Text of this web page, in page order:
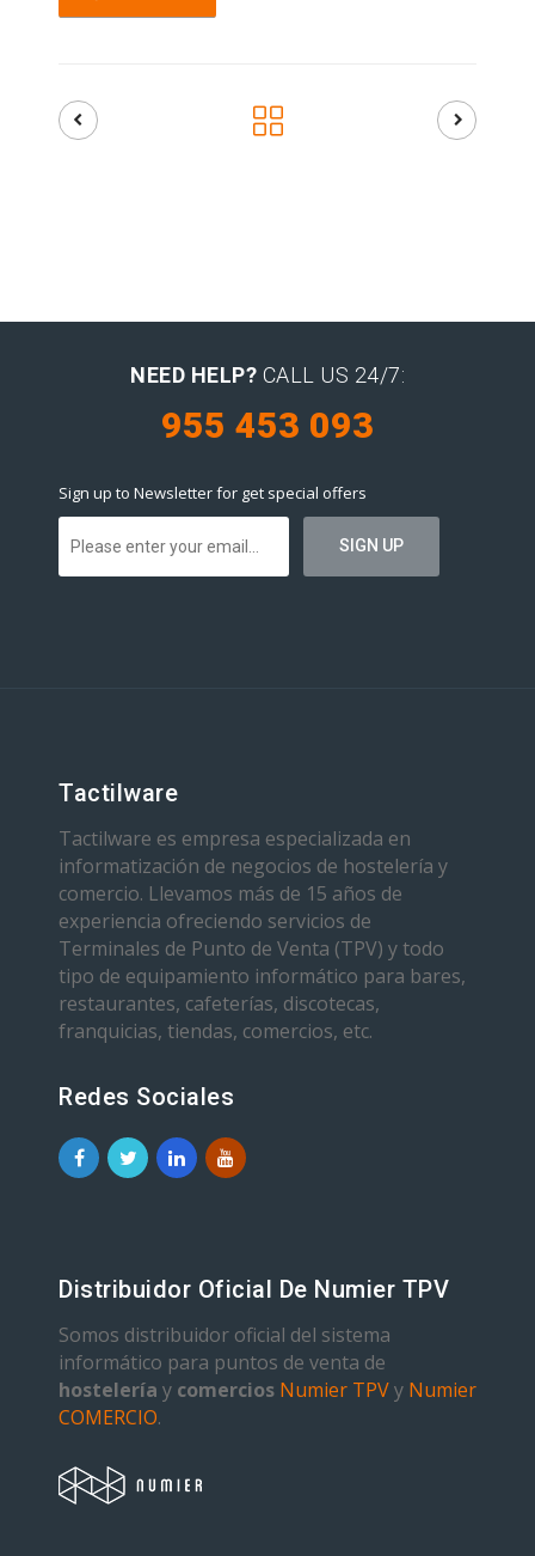
NEED HELP? CALL US 24/7:
955 453 093
Sign up to Newsletter for get special offers
Tactilware
Tactilware es empresa especializada en
informatización de negocios de hostelería y
comercio. Llevamos más de 15 años de
experiencia ofreciendo servicios de
Terminales de Punto de Venta (TPV) y todo
tipo de equipamiento informático para bares,
restaurantes, cafeterías, discotecas,
franquicias, tiendas, comercios, etc.
Redes Sociales
Distribuidor Oficial De Numier TPV
Somos distribuidor oficial del sistema
informático para puntos de venta de
hostelería y comercios Numier TPVy Numier
COMERCIO.